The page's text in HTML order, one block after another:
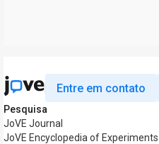
Entre em contato
Pesquisa
JoVE Journal
JoVE Encyclopedia of Experiments